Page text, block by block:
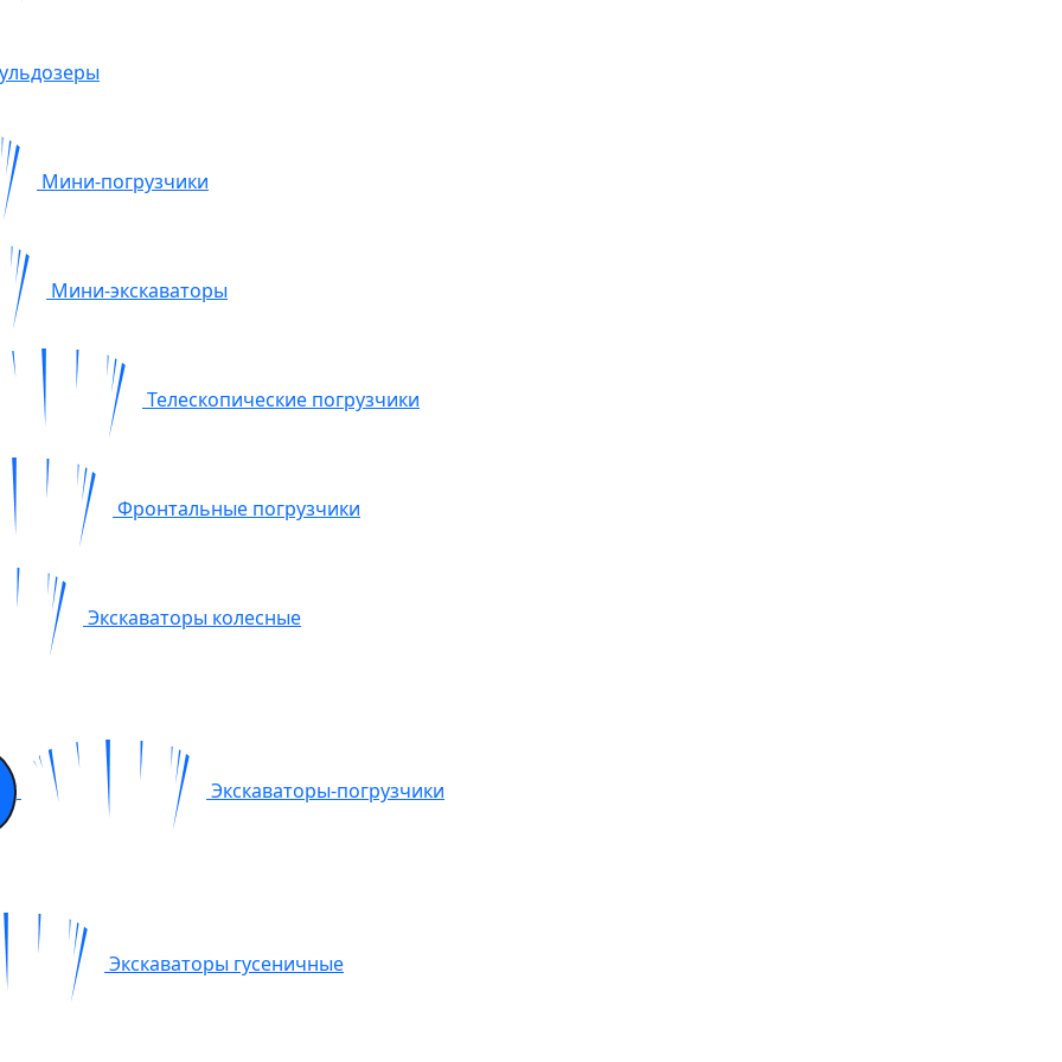
Мини-погрузчики
Мини-экскаваторы
Телескопические погрузчики
Фронтальные погрузчики
Экскаваторы колесные
Экскаваторы-погрузчики
Экскаваторы гусеничные